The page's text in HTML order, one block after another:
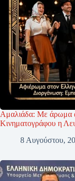
Αμαλιάδα: Με άρωμα
Κινηματογράφου η
8 Αυγούστου,